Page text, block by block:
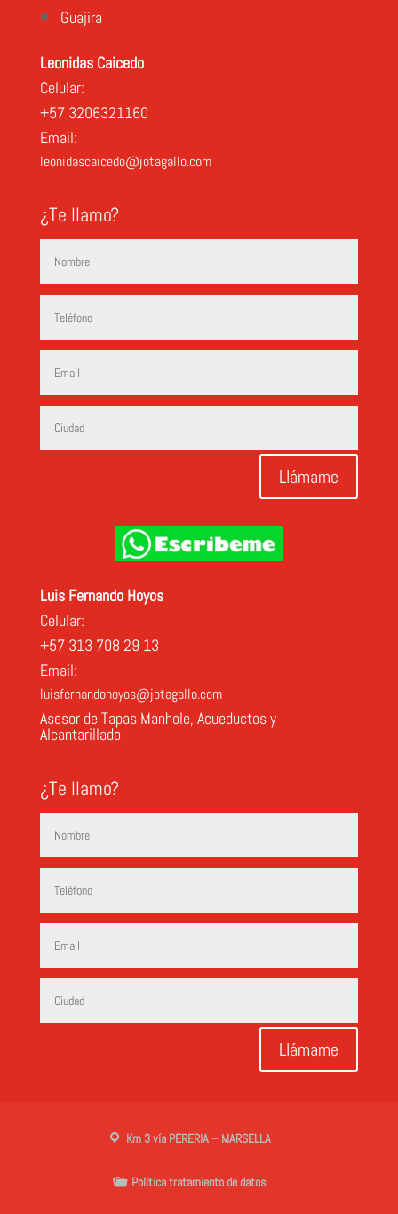
Guajira
Leonidas Caicedo
Celular:
+57 3206321160
Email:
leonidascaicedo@jotagallo.com
¿Te llamo?
Llámame
Luis Fernando Hoyos
Celular:
+57 313 708 29 13
Email:
luisfernandohoyos@jotagallo.com
Asesor de Tapas Manhole, Acueductos y
Alcantarillado
¿Te llamo?
Llámame
Km 3 vía PERERIA – MARSELLA
Política tratamiento de datos